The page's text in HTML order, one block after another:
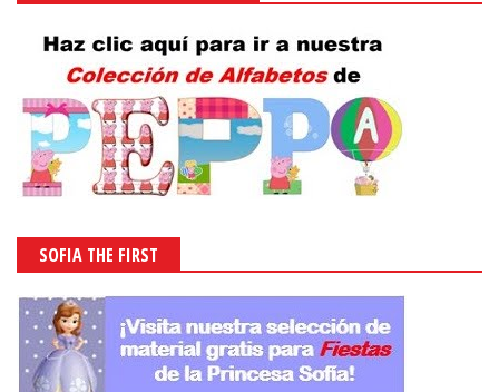
SOFIA THE FIRST